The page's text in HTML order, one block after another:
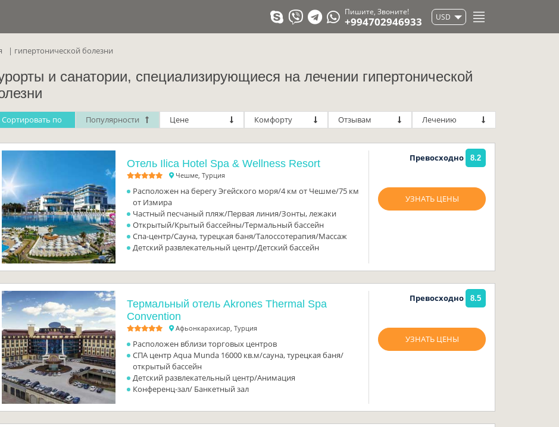
Пишите, Звоните!
+994702946933 USD
гипертонической болезни
и санатории, специализирующиеся на лечении гипертонической
Cортировать по Популярности Цене Комфорту Отзывам Лечению
Отель Ilica Hotel Spa & Wellness Resort
Чешме, Турция
Расположен на берегу Эгейского моря/4 км от Чешме/75 км
от Измира
Частный песчаный пляж/Первая линия/Зонты, лежаки
Открытый/Крытый бассейны/Термальный бассейн
Спа-центр/Сауна, турецкая баня/Талоссотерапия/Массаж
Детский развлекательный центр/Детский бассейн
Превосходно 8.2
УЗНАТЬ ЦЕНЫ
Термальный отель Akrones Thermal Spa
Convention
Афьонкарахисар, Турция
Расположен вблизи торговых центров
СПА центр Aqua Munda 16000 кв.м/сауна, турецкая баня/
открытый бассейн
Детский развлекательный центр/Анимация
Конференц-зал/ Банкетный зал
Превосходно 8.5
УЗНАТЬ ЦЕНЫ